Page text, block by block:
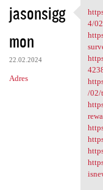
jasonsigg
mon
22.02.2024
Adres
4/
/02/